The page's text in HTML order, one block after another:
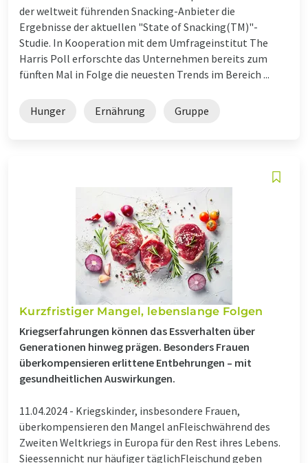
der weltweit führenden Snacking-Anbieter die
Ergebnisse der aktuellen "State of Snacking(TM)"-
Studie. In Kooperation mit dem Umfrageinstitut The
Harris Poll erforschte das Unternehmen bereits zum
fünften Mal in Folge die neuesten Trends im Bereich ...
Hunger Ernährung Gruppe
Kurzfristiger Mangel, lebenslange Folgen
Kriegserfahrungen können das Essverhalten über
Generationen hinweg prägen. Besonders Frauen
überkompensieren erlittene Entbehrungen – mit
gesundheitlichen Auswirkungen.
11.04.2024 - Kriegskinder, insbesondere Frauen,
überkompensieren den Mangel anFleischwährend des
Zweiten Weltkriegs in Europa für den Rest ihres Lebens.
Sieessennicht nur häufiger täglichFleischund geben